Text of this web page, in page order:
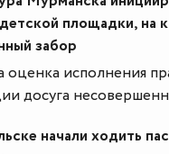
площадки, на
забор
оценка исполнения
досуга
начали ходить